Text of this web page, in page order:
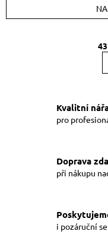
43
Kvalitní
pro
Doprava
při nákupu
i pozáruční